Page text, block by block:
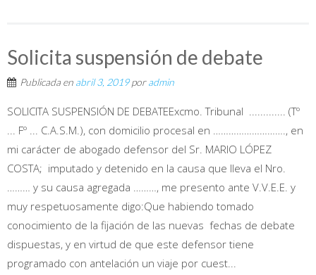
Solicita suspensión de debate
Publicada en abril 3, 2019poradmin
SOLICITA SUSPENSIÓN DE DEBATEExcmo. Tribunal ............. (Tº
... Fº ... C.A.S.M.), con domicilio procesal en ………………………., en
mi carácter de abogado defensor del Sr. MARIO LÓPEZ
COSTA; imputado y detenido en la causa que lleva el Nro.
……… y su causa agregada ………, me presento ante V.V.E.E. y
muy respetuosamente digo:Que habiendo tomado
conocimiento de la fijación de las nuevas fechas de debate
dispuestas, y en virtud de que este defensor tiene
programado con antelación un viaje por cuest...